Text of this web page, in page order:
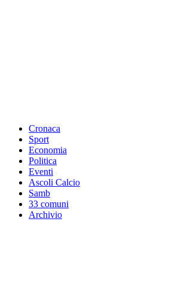
Cronaca
Sport
Economia
Politica
Eventi
Ascoli Calcio
Samb
33 comuni
Archivio